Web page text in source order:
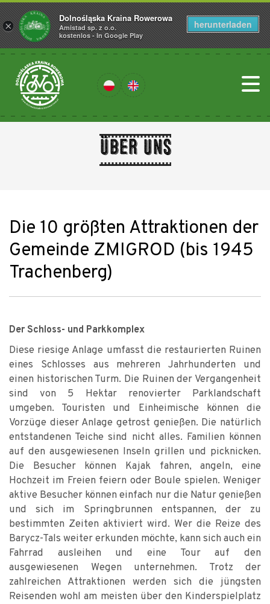
über uns
Die 10 größten Attraktionen der
Gemeinde ZMIGROD (bis 1945
Trachenberg)
Der Schloss- und Parkkomplex
Diese riesige Anlage umfasst die restaurierten Ruinen
eines Schlosses aus mehreren Jahrhunderten und
einen historischen Turm. Die Ruinen der Vergangenheit
sind von 5 Hektar renovierter Parklandschaft
umgeben. Touristen und Einheimische können die
Vorzüge dieser Anlage getrost genießen. Die natürlich
entstandenen Teiche sind nicht alles. Familien können
auf den ausgewiesenen Inseln grillen und picknicken.
Die Besucher können Kajak fahren, angeln, eine
Hochzeit im Freien feiern oder Boule spielen. Weniger
aktive Besucher können einfach nur die Natur genießen
und sich im Springbrunnen entspannen, der zu
bestimmten Zeiten aktiviert wird. Wer die Reize des
Barycz-Tals weiter erkunden möchte, kann sich auch ein
Fahrrad ausleihen und eine Tour auf den
ausgewiesenen Wegen unternehmen. Trotz der
zahlreichen Attraktionen werden sich die jüngsten
Reisenden wohl am meisten über den Kinderspielplatz
×
Dolnośląska Kraina Rowerowa
Amistad sp. z o.o.
kostenlos - In Google Play
herunterladen